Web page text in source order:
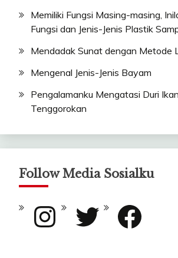
Memiliki Fungsi Masing-masing,
Fungsi dan Jenis-Jenis Plastik
Mendadak Sunat dengan Metode
Mengenal Jenis-Jenis Bayam
Pengalamanku Mengatasi Duri
Tenggorokan
Follow Media Sosialku
Instagram Twitter Facebook